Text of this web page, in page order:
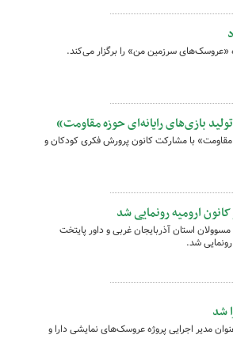
«عروسک‌های سرزمین من» را برگزار می‌کند.
بازی‌های رایانه‌ای حوزه مقاومت»
مقاومت» با مشارکت کانون پرورش فکری کودکان و
ارومیه رونمایی شد
استان آذربایجان غربی و داور پایتخت
شد.
شد
مدیر اجرایی پروژه عروسک‌های نمایشی دارا و